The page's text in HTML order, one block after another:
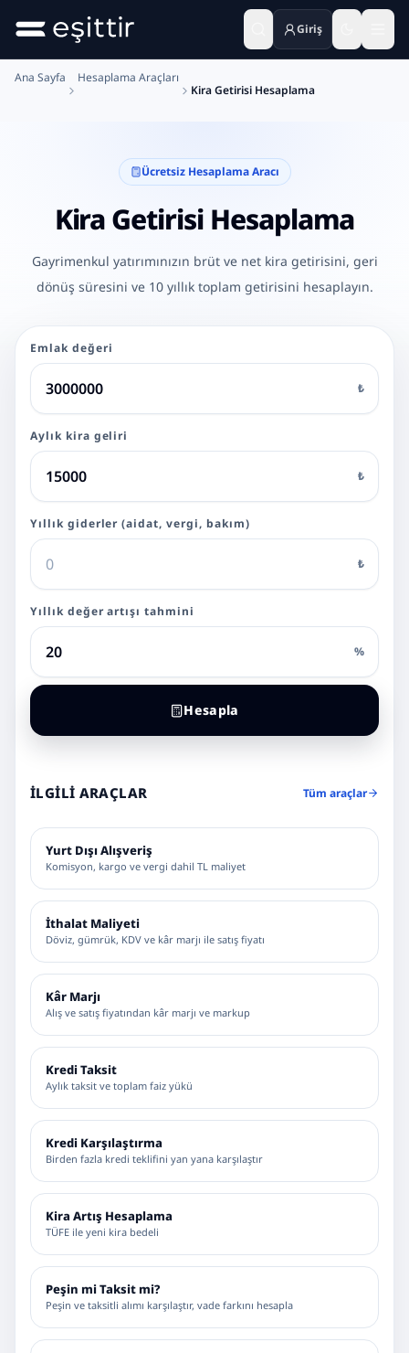
Ana içeriğe geç Giriş
Ana Sayfa
Hesaplama Araçları
Kira Getirisi Hesaplama
Ücretsiz Hesaplama Aracı
Kira Getirisi Hesaplama
Gayrimenkul yatırımınızın brüt ve net kira getirisini, geri
dönüş süresini ve 10 yıllık toplam getirisini hesaplayın.
Emlak değeri
₺
Aylık kira geliri
₺
Yıllık giderler (aidat, vergi, bakım)
₺
Yıllık değer artışı tahmini
%
Hesapla
İLGILI ARAÇLAR Tüm araçlar
Yurt Dışı Alışveriş
Komisyon, kargo ve vergi dahil TL maliyet
İthalat Maliyeti
Döviz, gümrük, KDV ve kâr marjı ile satış fiyatı
Kâr Marjı
Alış ve satış fiyatından kâr marjı ve markup
Kredi Taksit
Aylık taksit ve toplam faiz yükü
Kredi Karşılaştırma
Birden fazla kredi teklifini yan yana karşılaştır
Kira Artış Hesaplama
TÜFE ile yeni kira bedeli
Peşin mi Taksit mi?
Peşin ve taksitli alımı karşılaştır, vade farkını hesapla